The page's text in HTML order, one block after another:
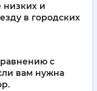
низких и
в городских
с
вам нужна